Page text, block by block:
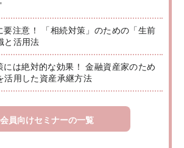
注意！ 「相続対策」のための「生前
と活用法
は絶対的な効果！ 金融資産家のため
活用した資産承継方法
会員向けセミナーの一覧